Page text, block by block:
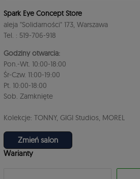
Spark Eye Concept Store
aleja "Solidarności" 173, Warszawa
Tel. : 519-706-918
Godziny otwarcia:
Zmień salon
Pon.-Wt. 10:00-18:00
Śr-Czw. 11:00-19:00
Pt. 10:00-18:00
Sob. Zamknięte
Kolekcje: TONNY, GIGI Studios, MOREL
Warianty